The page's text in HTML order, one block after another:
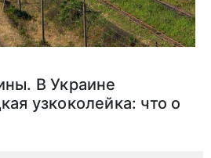
В Украине
узкоколейка: что о